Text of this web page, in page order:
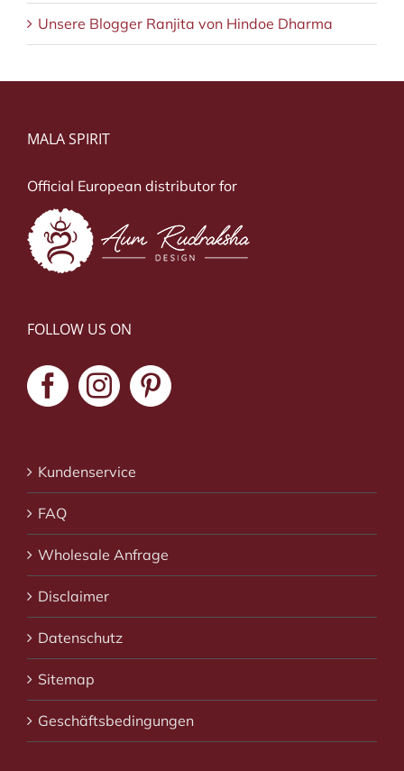
Unsere Blogger Ranjita von Hindoe Dharma
MALA SPIRIT
Official European distributor for
FOLLOW US ON
Kundenservice
FAQ
Wholesale Anfrage
Disclaimer
Datenschutz
Sitemap
Geschäftsbedingungen